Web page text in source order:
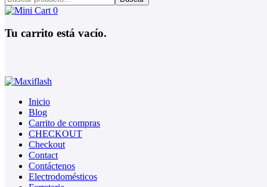
0
Tu carrito está vacío.
Inicio
Blog
Carrito de compras
CHECKOUT
Checkout
Contact
Contáctenos
Electrodomésticos